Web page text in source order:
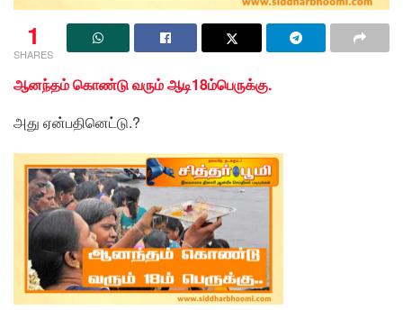
1
SHARES
ஆனந்தம் கொண்டு வரும் ஆடி18ம்பெருக்கு.
அது ஏன்பதினெட்டு.?